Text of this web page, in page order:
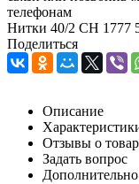
телефонам
Нитки 40/2 СН 1777
Поделиться
Описание
Отзывы о
Задать вопрос
Дополнительно